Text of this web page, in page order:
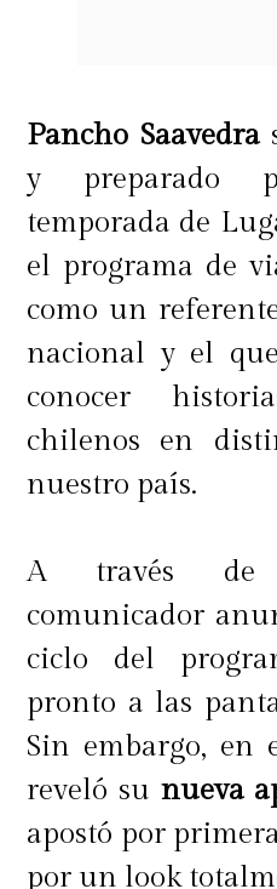
Pancho Saavedra
y preparado
temporada de
el programa de
como un
nacional y el
conocer
chilenos en
nuestro país.
A través de
comunicador
ciclo del
pronto a las
Sin embargo, en
reveló su nueva
apostó por
por un look